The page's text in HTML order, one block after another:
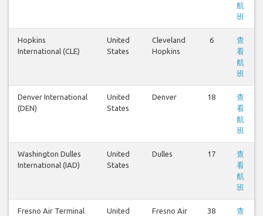
航
班
Hopkins
International (CLE)
United
States
Cleveland
Hopkins
6
查
看
航
班
Denver International
(DEN)
United
States
Denver 18
查
看
航
班
Washington Dulles
International (IAD)
United
States
Dulles 17
查
看
航
班
Fresno Air Terminal
United
Fresno Air
38
查